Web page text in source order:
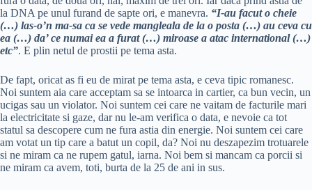
la DNA pe unul furand de sapte ori, e manevra. “I-au facut o cheie
(…) las-o’n ma-sa ca se vede mangleala de la o posta (…) au ceva cu
ea (…) da’ ce numai ea a furat (…) miroase a atac international (…)
etc”. E plin netul de prostii pe tema asta.
De fapt, oricat as fi eu de mirat pe tema asta, e ceva tipic romanesc.
Noi suntem aia care acceptam sa se intoarca in cartier, ca bun vecin, un
ucigas sau un violator. Noi suntem cei care ne vaitam de facturile mari
la electricitate si gaze, dar nu le-am verifica o data, e nevoie ca tot
statul sa descopere cum ne fura astia din energie. Noi suntem cei care
am votat un tip care a batut un copil, da? Noi nu deszapezim trotuarele
si ne miram ca ne rupem gatul, iarna. Noi bem si mancam ca porcii si
ne miram ca avem, toti, burta de la 25 de ani in sus.